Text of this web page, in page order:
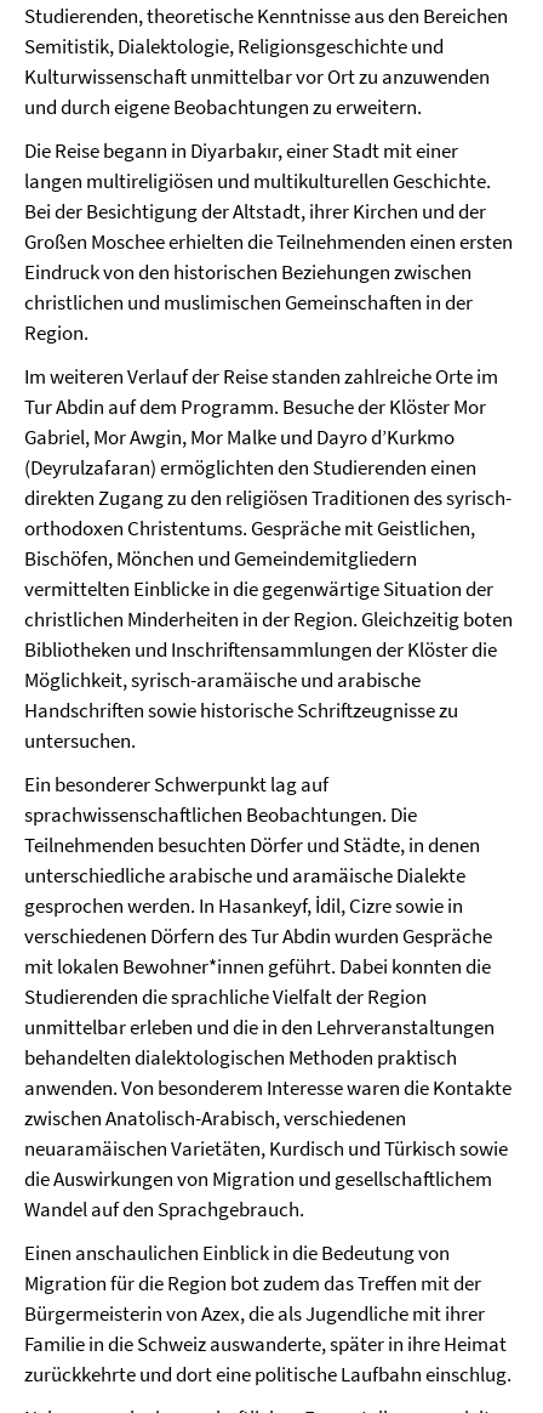
Studierenden, theoretische Kenntnisse aus den Bereichen
Semitistik, Dialektologie, Religionsgeschichte und
Kulturwissenschaft unmittelbar vor Ort zu anzuwenden
und durch eigene Beobachtungen zu erweitern.
Die Reise begann in Diyarbakır, einer Stadt mit einer
langen multireligiösen und multikulturellen Geschichte.
Bei der Besichtigung der Altstadt, ihrer Kirchen und der
Großen Moschee erhielten die Teilnehmenden einen ersten
Eindruck von den historischen Beziehungen zwischen
christlichen und muslimischen Gemeinschaften in der
Region.
Im weiteren Verlauf der Reise standen zahlreiche Orte im
Tur Abdin auf dem Programm. Besuche der Klöster Mor
Gabriel, Mor Awgin, Mor Malke und Dayro d’Kurkmo
(Deyrulzafaran) ermöglichten den Studierenden einen
direkten Zugang zu den religiösen Traditionen des syrisch-
orthodoxen Christentums. Gespräche mit Geistlichen,
Bischöfen, Mönchen und Gemeindemitgliedern
vermittelten Einblicke in die gegenwärtige Situation der
christlichen Minderheiten in der Region. Gleichzeitig boten
Bibliotheken und Inschriftensammlungen der Klöster die
Möglichkeit, syrisch-aramäische und arabische
Handschriften sowie historische Schriftzeugnisse zu
untersuchen.
Ein besonderer Schwerpunkt lag auf
sprachwissenschaftlichen Beobachtungen. Die
Teilnehmenden besuchten Dörfer und Städte, in denen
unterschiedliche arabische und aramäische Dialekte
gesprochen werden. In Hasankeyf, İdil, Cizre sowie in
verschiedenen Dörfern des Tur Abdin wurden Gespräche
mit lokalen Bewohner*innen geführt. Dabei konnten die
Studierenden die sprachliche Vielfalt der Region
unmittelbar erleben und die in den Lehrveranstaltungen
behandelten dialektologischen Methoden praktisch
anwenden. Von besonderem Interesse waren die Kontakte
zwischen Anatolisch-Arabisch, verschiedenen
neuaramäischen Varietäten, Kurdisch und Türkisch sowie
die Auswirkungen von Migration und gesellschaftlichem
Wandel auf den Sprachgebrauch.
Einen anschaulichen Einblick in die Bedeutung von
Migration für die Region bot zudem das Treffen mit der
Bürgermeisterin von Azex, die als Jugendliche mit ihrer
Familie in die Schweiz auswanderte, später in ihre Heimat
zurückkehrte und dort eine politische Laufbahn einschlug.